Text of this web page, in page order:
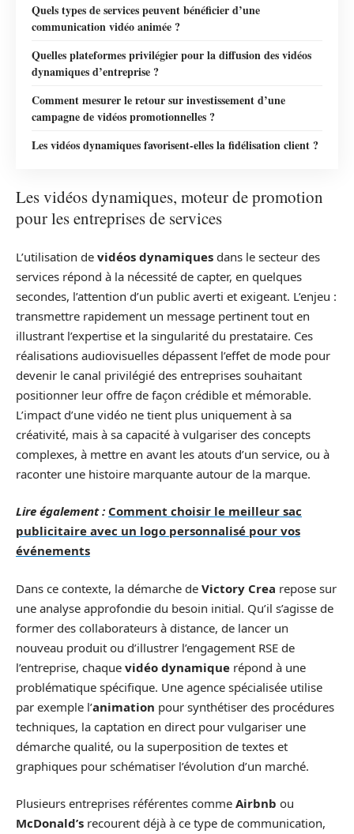
Quels types de services peuvent bénéficier d’une
communication vidéo animée ?
Quelles plateformes privilégier pour la diffusion des vidéos
dynamiques d’entreprise ?
Comment mesurer le retour sur investissement d’une
campagne de vidéos promotionnelles ?
Les vidéos dynamiques favorisent-elles la fidélisation client ?
Les vidéos dynamiques, moteur de promotion
pour les entreprises de services
L’utilisation de vidéos dynamiques dans le secteur des
services répond à la nécessité de capter, en quelques
secondes, l’attention d’un public averti et exigeant. L’enjeu :
transmettre rapidement un message pertinent tout en
illustrant l’expertise et la singularité du prestataire. Ces
réalisations audiovisuelles dépassent l’effet de mode pour
devenir le canal privilégié des entreprises souhaitant
positionner leur offre de façon crédible et mémorable.
L’impact d’une vidéo ne tient plus uniquement à sa
créativité, mais à sa capacité à vulgariser des concepts
complexes, à mettre en avant les atouts d’un service, ou à
raconter une histoire marquante autour de la marque.
Lire également : Comment choisir le meilleur sac
publicitaire avec un logo personnalisé pour vos
événements
Dans ce contexte, la démarche de Victory Crea repose sur
une analyse approfondie du besoin initial. Qu’il s’agisse de
former des collaborateurs à distance, de lancer un
nouveau produit ou d’illustrer l’engagement RSE de
l’entreprise, chaque vidéo dynamique répond à une
problématique spécifique. Une agence spécialisée utilise
par exemple l’animation pour synthétiser des procédures
techniques, la captation en direct pour vulgariser une
démarche qualité, ou la superposition de textes et
graphiques pour schématiser l’évolution d’un marché.
Plusieurs entreprises référentes comme Airbnb ou
McDonald’s recourent déjà à ce type de communication,